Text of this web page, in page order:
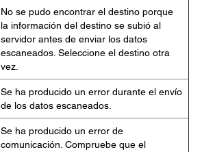
No se pudo encontrar el destino porque
la información del destino se subió al
servidor antes de enviar los datos
escaneados. Seleccione el destino otra
vez.
Se ha producido un error durante el envío
de los datos escaneados.
Se ha producido un error de
comunicación. Compruebe que el